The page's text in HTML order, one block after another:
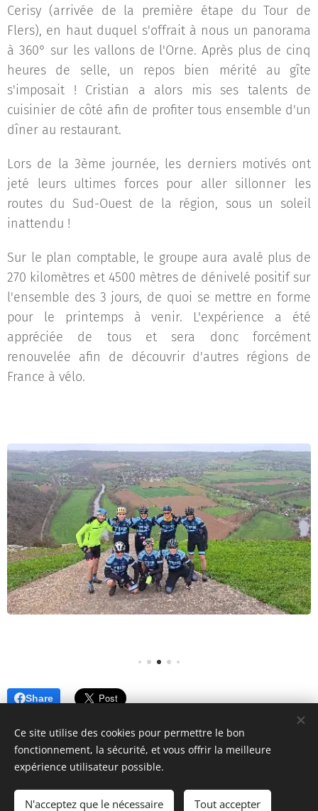
Cerisy (arrivée de la première étape du Tour de
Flers), en haut duquel s'offrait à nous un panorama
à 360° sur les vallons de l'Orne. Après plus de cinq
heures de selle, un repos bien mérité au gîte
s'imposait ! Cristian a alors mis ses talents de
cuisinier de côté afin de profiter tous ensemble d'un
dîner au restaurant.
Lors de la 3ème journée, les derniers motivés ont
jeté leurs ultimes forces pour aller sillonner les
routes du Sud-Ouest de la région, sous un soleil
inattendu !
Sur le plan comptable, le groupe aura avalé plus de
270 kilomètres et 4500 mètres de dénivelé positif sur
l'ensemble des 3 jours, de quoi se mettre en forme
pour le printemps à venir. L'expérience a été
appréciée de tous et sera donc forcément
renouvelée afin de découvrir d'autres régions de
France à vélo.
Share
© 2021 Jules Bertrand. 10 rue de Chaumont, 75019 Paris
Ce site utilise des cookies pour permettre le bon
fonctionnement, la sécurité, et vous offrir la meilleure
expérience utilisateur possible.
N'acceptez que le nécessaire Tout accepter